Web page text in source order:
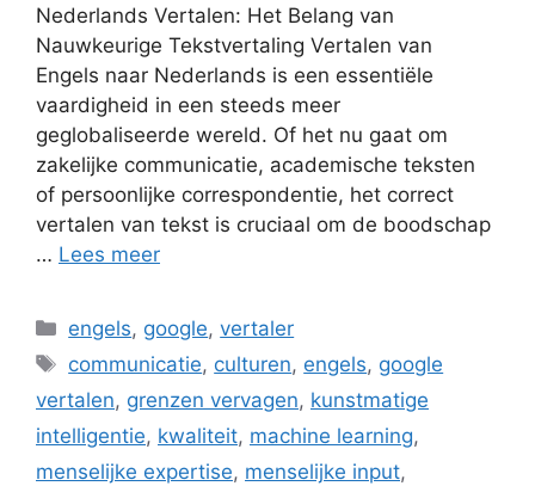
Nederlands Vertalen: Het Belang van
Nauwkeurige Tekstvertaling Vertalen van
Engels naar Nederlands is een essentiële
vaardigheid in een steeds meer
geglobaliseerde wereld. Of het nu gaat om
zakelijke communicatie, academische teksten
of persoonlijke correspondentie, het correct
vertalen van tekst is cruciaal om de boodschap
… Lees meer
Categorieën
engels, google,vertaler
Tags
communicatie, culturen, engels, google
vertalen, grenzen vervagen, kunstmatige
intelligentie, kwaliteit, machine learning,
menselijke expertise, menselijke input,